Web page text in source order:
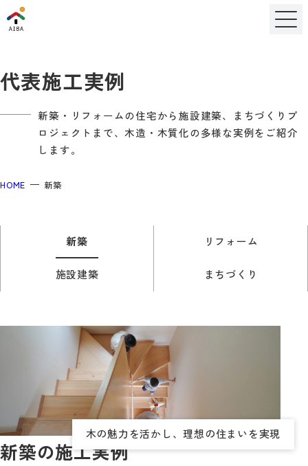
代表施工実例
新築・リフォームの住宅から施設建築、まちづくりプ
ロジェクトまで、木造・木質化の多様な実例をご紹介
します。
HOME 新築
新築 リフォーム
施設建築 まちづくり
木の魅力を活かし、理想の住まいを実現
新築の施工実例